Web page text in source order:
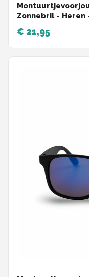
Zonnebril - Heren
€ 21,95